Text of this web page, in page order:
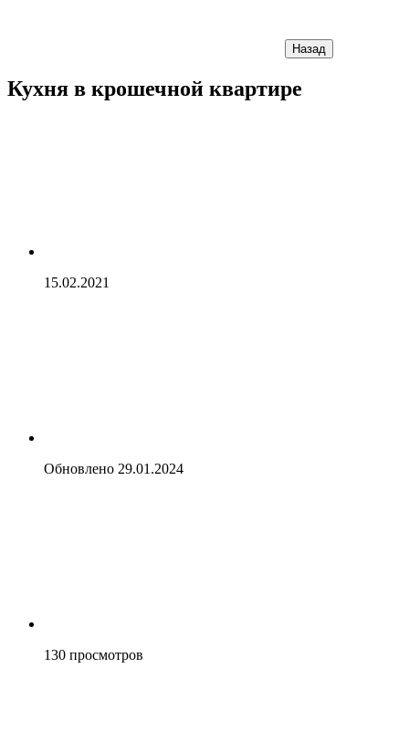
Назад
Кухня в крошечной квартире
15.02.2021
Обновлено 29.01.2024
130 просмотров